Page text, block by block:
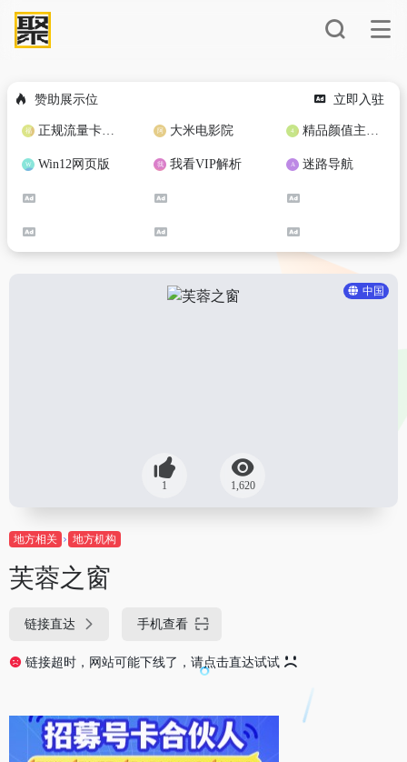
赞助展示位 立即入驻
正规流量卡免费加盟合作 大米电影院 精品颜值主播定制
Win12网页版 我看VIP解析 迷路导航
中国
1 1,620
地方相关 地方机构
芙蓉之窗
链接直达 手机查看
链接超时，网站可能下线了，请点击直达试试